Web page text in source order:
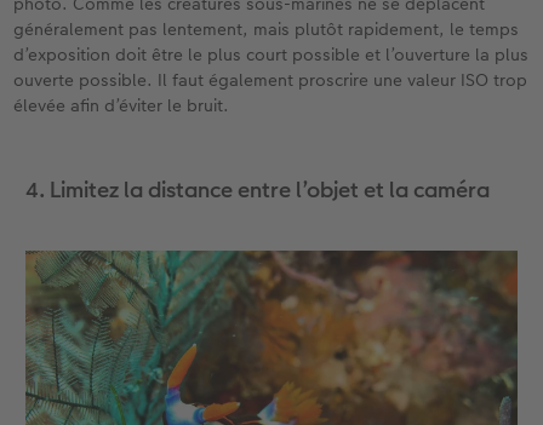
généralement pas lentement, mais plutôt rapidement, le temps
d’exposition doit être le plus court possible et l’ouverture la plus
ouverte possible. Il faut également proscrire une valeur ISO trop
élevée afin d’éviter le bruit.
4. Limitez la distance entre l’objet et la caméra